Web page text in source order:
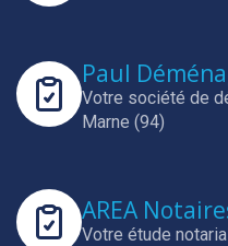
Paul
Votre société de
Marne (94)
AREA
Votre étude